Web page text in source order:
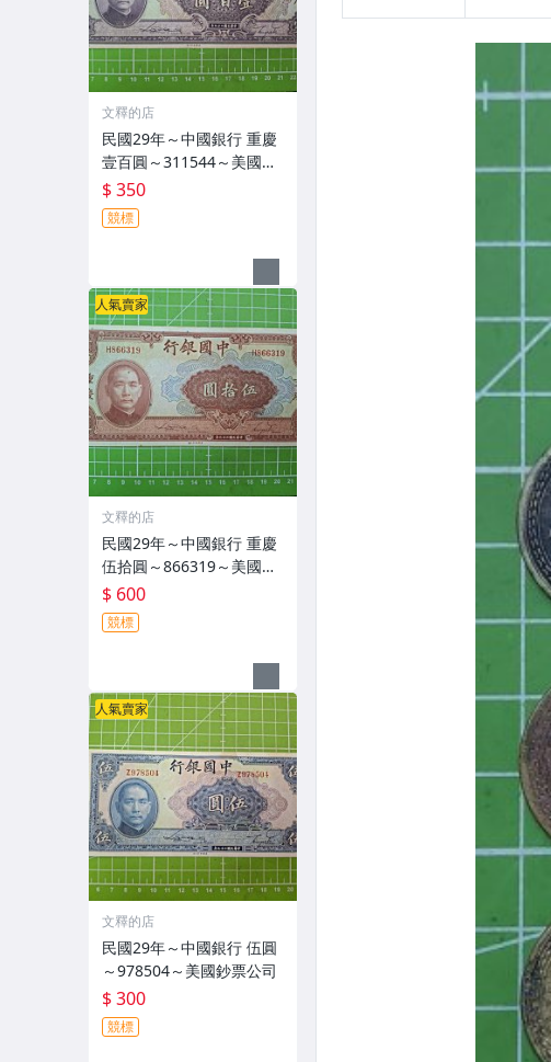
文釋的店
民國29年～中國銀行 重慶
壹百圓～311544～美國鈔
票公司
$ 350
競標
人氣賣家
文釋的店
民國29年～中國銀行 重慶
伍拾圓～866319～美國鈔
票公司
$ 600
競標
人氣賣家
文釋的店
民國29年～中國銀行 伍圓
～978504～美國鈔票公司
$ 300
競標